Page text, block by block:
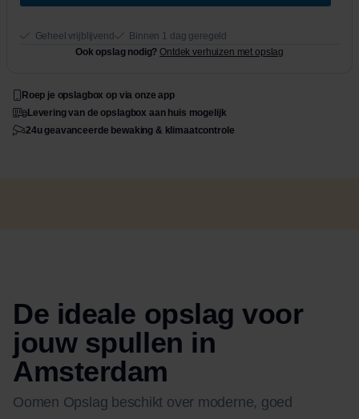
Geheel vrijblijvend
Binnen 1 dag geregeld
Ook opslag nodig? Ontdek verhuizen met opslag
Roep je opslagbox op via onze app
Levering van de opslagbox aan huis mogelijk
24u geavanceerde bewaking & klimaatcontrole
De ideale opslag voor
jouw spullen in
Amsterdam
Oomen Opslag beschikt over moderne, goed